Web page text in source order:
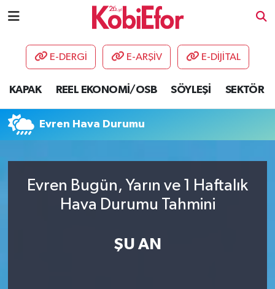
E-DERGİ E-ARŞİV E-DİJİTAL
KAPAK REEL EKONOMİ/OSB SÖYLEŞİ SEKTÖR
Evren Hava Durumu
Evren Bugün, Yarın ve 1 Haftalık
Hava Durumu Tahmini
ŞU AN
AKADEMİ
DESTEK-TEŞVİK
ETKİNLİK
HABERLER